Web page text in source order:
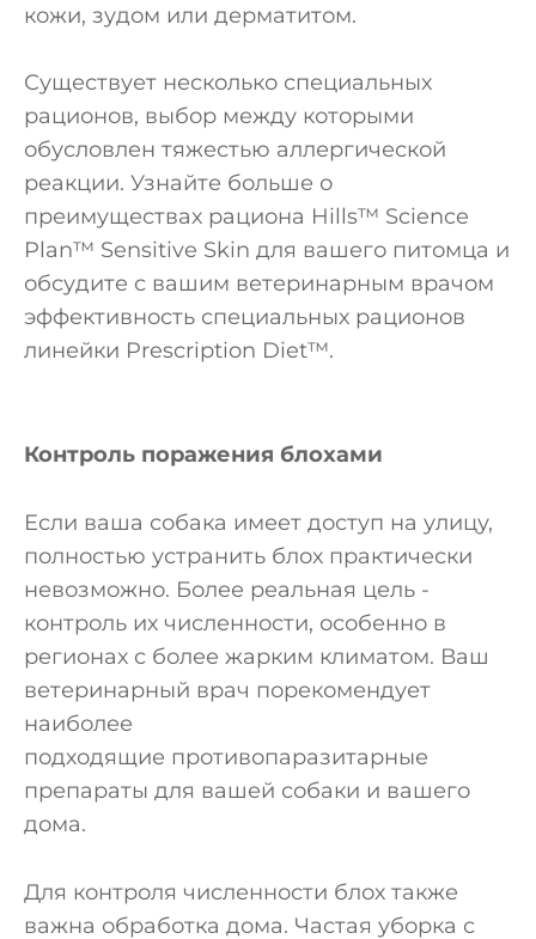
кожи, зудом или дерматитом.
Существует несколько специальных
рационов, выбор между которыми
обусловлен тяжестью аллергической
реакции. Узнайте больше о
преимуществах рациона Hills™ Science
Plan™ Sensitive Skin для вашего питомца и
обсудите с вашим ветеринарным врачом
эффективность специальных рационов
линейки Prescription Diet™.
Контроль поражения блохами
Если ваша собака имеет доступ на улицу,
полностью устранить блох практически
невозможно. Более реальная цель -
контроль их численности, особенно в
регионах с более жарким климатом. Ваш
ветеринарный врач порекомендует
наиболее
подходящие противопаразитарные
препараты для вашей собаки и вашего
дома.
Для контроля численности блох также
важна обработка дома. Частая уборка с